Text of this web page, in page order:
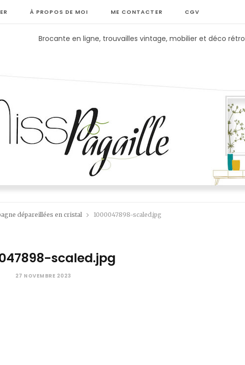
À PROPOS DE MOI ME CONTACTER CGV
Brocante en ligne, trouvailles vintage, mobilier et déco rétro
dépareillées en cristal 1000047898-scaled.jpg
scaled.jpg
27 NOVEMBRE 2023